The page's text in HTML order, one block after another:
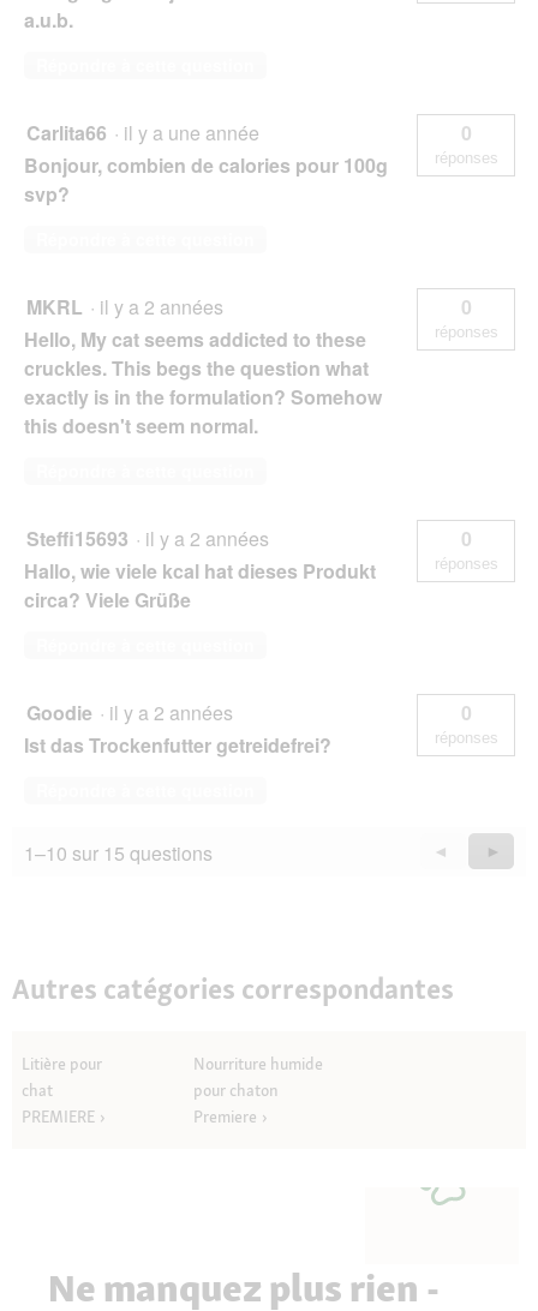
a.u.b.
Carlita66 · il y a une année
Bonjour, combien de calories pour 100g
svp?
0
réponses
MKRL · il y a 2 années
Hello, My cat seems addicted to these
cruckles. This begs the question what
exactly is in the formulation? Somehow
this doesn't seem normal.
0
réponses
Steffi15693 · il y a 2 années
Hallo, wie viele kcal hat dieses Produkt
circa? Viele Grüße
0
réponses
Goodie · il y a 2 années
Ist das Trockenfutter getreidefrei?
0
réponses
1–10 sur 15 questions
Précédent
Questions
◄ ►
Autres catégories correspondantes
Litière pour
chat
PREMIERE
Nourriture humide
pour chaton
Premiere
Ne manquez plus rien -